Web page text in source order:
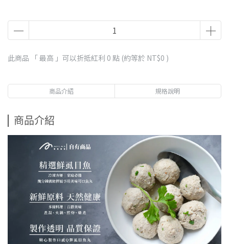
此商品 「 最高 」可以折抵紅利 0 點 (約等於 NT$0 )
商品介紹 規格說明
商品介紹